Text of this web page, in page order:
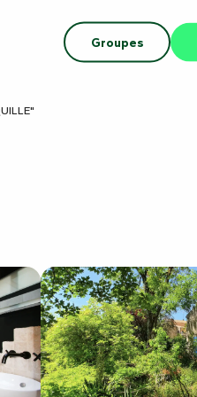
Groupes